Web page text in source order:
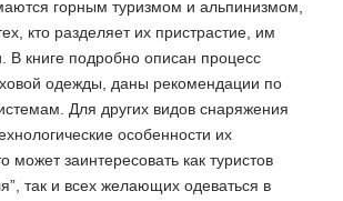
горным туризмом и альпинизмом,
кто разделяет их пристрастие, им
В книге подробно описан процесс
одежды, даны рекомендации по
Для других видов снаряжения
особенности их
может заинтересовать как туристов
так и всех желающих одеваться в